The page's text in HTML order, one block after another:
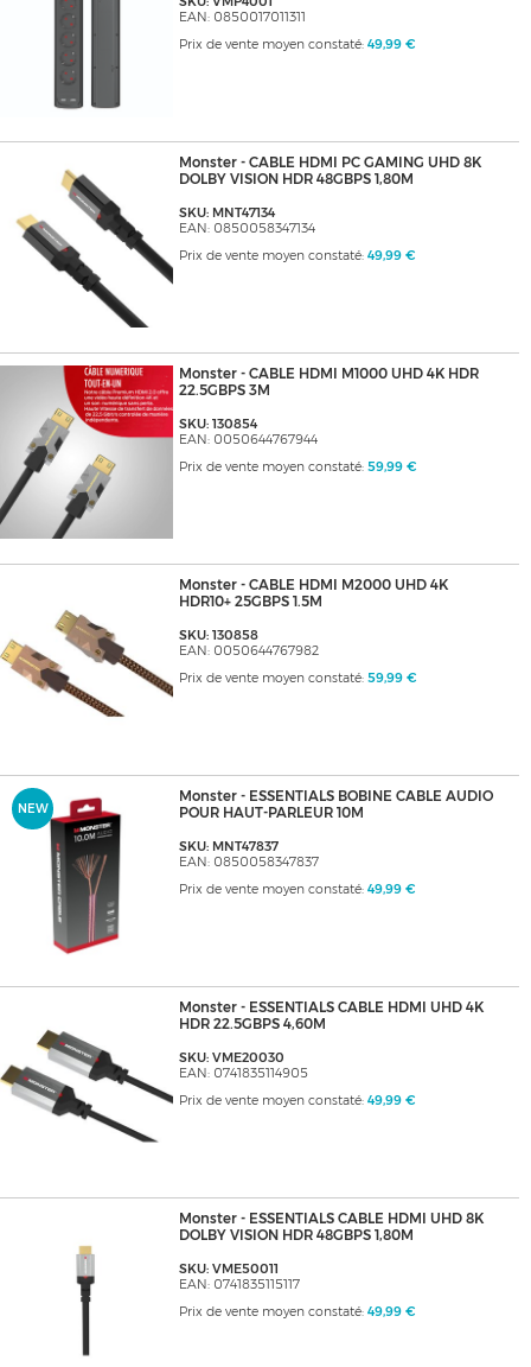
EAN: 0850017011311
Prix de vente moyen constaté: 49,99 €
Monster - CABLE HDMI PC GAMING UHD 8K
DOLBY VISION HDR 48GBPS 1,80M
SKU: MNT47134
EAN: 0850058347134
Prix de vente moyen constaté: 49,99 €
Monster - CABLE HDMI M1000 UHD 4K HDR
22.5GBPS 3M
SKU: 130854
EAN: 0050644767944
Prix de vente moyen constaté: 59,99 €
Monster - CABLE HDMI M2000 UHD 4K
HDR10+ 25GBPS 1.5M
SKU: 130858
EAN: 0050644767982
Prix de vente moyen constaté: 59,99 €
NEW
Monster - ESSENTIALS BOBINE CABLE AUDIO
POUR HAUT-PARLEUR 10M
SKU: MNT47837
EAN: 0850058347837
Prix de vente moyen constaté: 49,99 €
Monster - ESSENTIALS CABLE HDMI UHD 4K
HDR 22.5GBPS 4,60M
SKU: VME20030
EAN: 0741835114905
Prix de vente moyen constaté: 49,99 €
Monster - ESSENTIALS CABLE HDMI UHD 8K
DOLBY VISION HDR 48GBPS 1,80M
SKU: VME50011
EAN: 0741835115117
Prix de vente moyen constaté: 49,99 €